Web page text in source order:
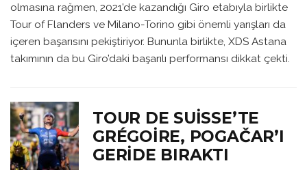
olmasına rağmen, 2021’de kazandığı Giro etabıyla birlikte
Tour of Flanders ve Milano-Torino gibi önemli yarışları da
içeren başarısını pekiştiriyor. Bununla birlikte, XDS Astana
takımının da bu Giro’daki başarılı performansı dikkat çekti.
TOUR DE SUISSE’TE
GRÉGOIRE, POGAČAR’I
GERIDE BIRAKTI